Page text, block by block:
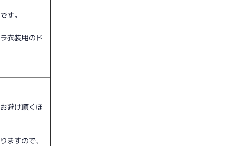
す。
衣装用のド
避け頂くほ
ますので、